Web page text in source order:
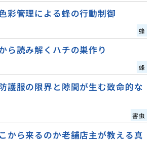
彩管理による蜂の行動制御
蜂
ら読み解くハチの巣作り
蜂
護服の限界と隙間が生む致命的な
害虫
から来るのか老舗店主が教える真